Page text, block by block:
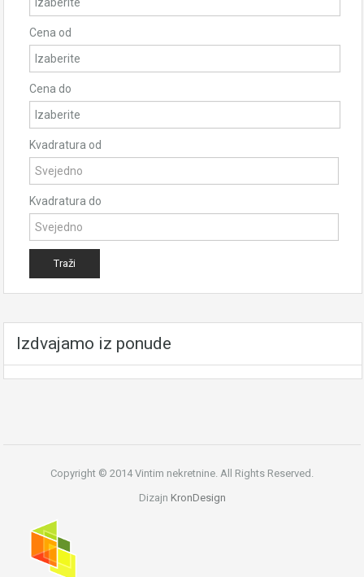
Cena od
Cena do
Kvadratura od
Kvadratura do
Izdvajamo iz ponude
Copyright © 2014 Vintim nekretnine. All Rights Reserved.
Dizajn KronDesign